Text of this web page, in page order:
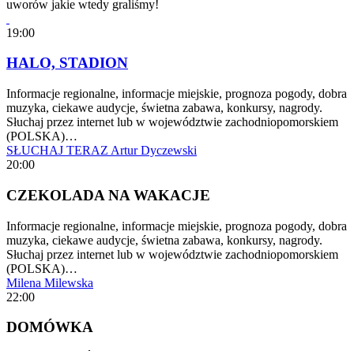
uworów jakie wtedy graliśmy!
19:00
HALO, STADION
Informacje regionalne, informacje miejskie, prognoza pogody, dobra
muzyka, ciekawe audycje, świetna zabawa, konkursy, nagrody.
Słuchaj przez internet lub w województwie zachodniopomorskiem
(POLSKA)…
SŁUCHAJ TERAZ Artur Dyczewski
20:00
CZEKOLADA NA WAKACJE
Informacje regionalne, informacje miejskie, prognoza pogody, dobra
muzyka, ciekawe audycje, świetna zabawa, konkursy, nagrody.
Słuchaj przez internet lub w województwie zachodniopomorskiem
(POLSKA)…
Milena Milewska
22:00
DOMÓWKA